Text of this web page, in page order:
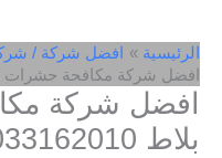
الرئيسية
افضل شركة /
افضل شركة مكافحة حشرات في بلاط
افضل شركة
بلاط 01033162010- خصم 50%